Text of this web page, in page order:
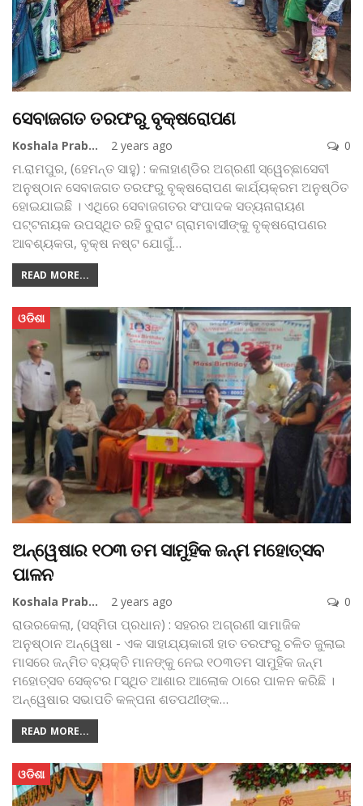
ସେବାଜଗତ ତରଫରୁ ବୃକ୍ଷରୋପଣ
Koshala Prabaha 2 years ago 0
ମ.ରାମପୁର, (ହେମନ୍ତ ସାହୁ) : କଳାହାଣ୍ଡିର ଅଗ୍ରଣୀ ସ୍ୱେଚ୍ଛାସେବୀ
ଅନୁଷ୍ଠାନ ସେବାଜଗତ ତରଫରୁ ବୃକ୍ଷରୋପଣ କାର୍ଯ୍ୟକ୍ରମ ଅନୁଷ୍ଠିତ
ହୋଇଯାଇଛି । ଏଥିରେ ସେବାଜଗତର ସଂପାଦକ ସତ୍ୟନାରାୟଣ
ପଟ୍ଟନାୟକ ଉପସ୍ଥିତ ରହି ବୁରାଟ ଗ୍ରାମବାସୀଙ୍କୁ ବୃକ୍ଷରୋପଣର
ଆବଶ୍ୟକତା, ବୃକ୍ଷ ନଷ୍ଟ ଯୋଗୁଁ…
READ MORE...
ଓଡିଶା
ଅନ୍ୱେଷାର ୧୦୩ ତମ ସାମୁହିକ ଜନ୍ମ ମହୋତ୍ସବ
ପାଳନ
Koshala Prabaha 2 years ago 0
ରାଉରକେଲା, (ସସ୍ମିତା ପ୍ରଧାନ) : ସହରର ଅଗ୍ରଣୀ ସାମାଜିକ
ଅନୁଷ୍ଠାନ ଅନ୍ୱେଷା - ଏକ ସାହାଯ୍ୟକାରୀ ହାତ ତରଫରୁ ଚଳିତ ଜୁଲାଇ
ମାସରେ ଜନ୍ମିତ ବ୍ୟକ୍ତି ମାନଙ୍କୁ ନେଇ ୧୦୩ତମ ସାମୁହିକ ଜନ୍ମ
ମହୋତ୍ସବ ସେକ୍ଟର ୮ସ୍ଥିତ ଆଶାର ଆଲୋକ ଠାରେ ପାଳନ କରିଛି ।
ଅନ୍ୱେଷାର ସଭାପତି କଳ୍ପନା ଶତପଥୀଙ୍କ…
READ MORE...
ଓଡିଶା